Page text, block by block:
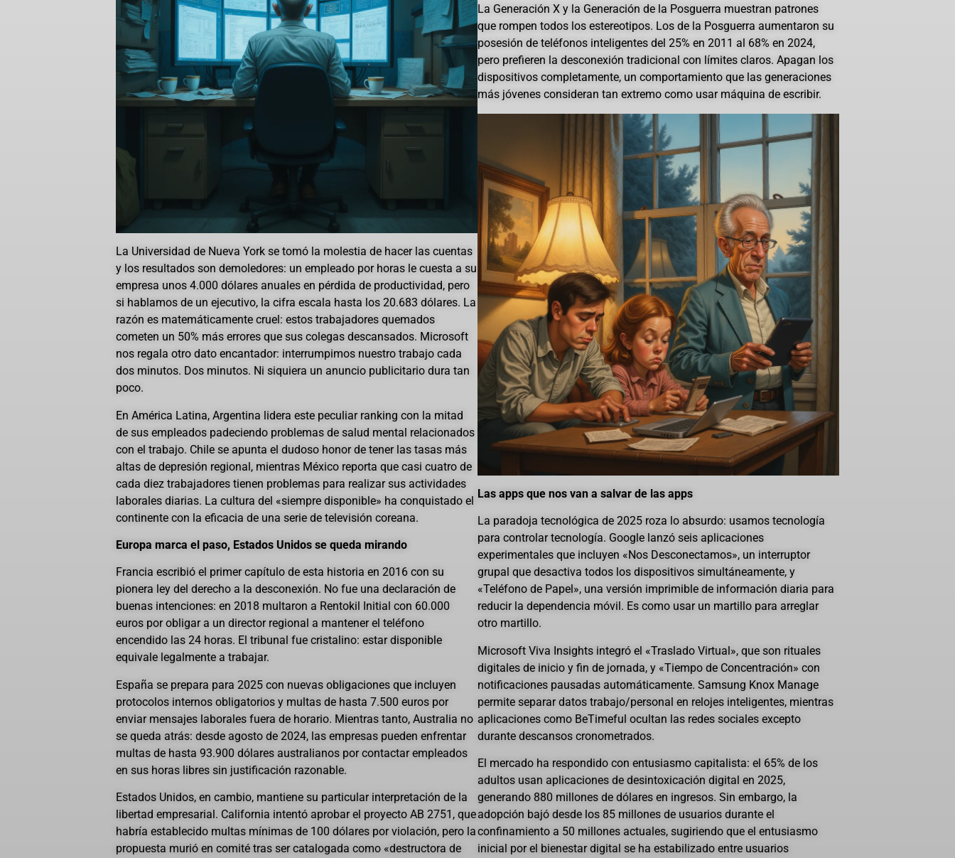
La Universidad de Nueva York se tomó la molestia de hacer las cuentas
y los resultados son demoledores: un empleado por horas le cuesta a su
empresa unos 4.000 dólares anuales en pérdida de productividad, pero
si hablamos de un ejecutivo, la cifra escala hasta los 20.683 dólares. La
razón es matemáticamente cruel: estos trabajadores quemados
cometen un 50% más errores que sus colegas descansados. Microsoft
nos regala otro dato encantador: interrumpimos nuestro trabajo cada
dos minutos. Dos minutos. Ni siquiera un anuncio publicitario dura tan
poco.
En América Latina, Argentina lidera este peculiar ranking con la mitad
de sus empleados padeciendo problemas de salud mental relacionados
con el trabajo. Chile se apunta el dudoso honor de tener las tasas más
altas de depresión regional, mientras México reporta que casi cuatro de
cada diez trabajadores tienen problemas para realizar sus actividades
laborales diarias. La cultura del «siempre disponible» ha conquistado el
continente con la eficacia de una serie de televisión coreana.
Europa marca el paso, Estados Unidos se queda mirando
Francia escribió el primer capítulo de esta historia en 2016 con su
pionera ley del derecho a la desconexión. No fue una declaración de
buenas intenciones: en 2018 multaron a Rentokil Initial con 60.000
euros por obligar a un director regional a mantener el teléfono
encendido las 24 horas. El tribunal fue cristalino: estar disponible
equivale legalmente a trabajar.
España se prepara para 2025 con nuevas obligaciones que incluyen
protocolos internos obligatorios y multas de hasta 7.500 euros por
enviar mensajes laborales fuera de horario. Mientras tanto, Australia no
se queda atrás: desde agosto de 2024, las empresas pueden enfrentar
multas de hasta 93.900 dólares australianos por contactar empleados
en sus horas libres sin justificación razonable.
Estados Unidos, en cambio, mantiene su particular interpretación de la
libertad empresarial. California intentó aprobar el proyecto AB 2751, que
habría establecido multas mínimas de 100 dólares por violación, pero la
propuesta murió en comité tras ser catalogada como «destructora de
La Generación X y la Generación de la Posguerra muestran patrones
que rompen todos los estereotipos. Los de la Posguerra aumentaron su
posesión de teléfonos inteligentes del 25% en 2011 al 68% en 2024,
pero prefieren la desconexión tradicional con límites claros. Apagan los
dispositivos completamente, un comportamiento que las generaciones
más jóvenes consideran tan extremo como usar máquina de escribir.
Las apps que nos van a salvar de las apps
La paradoja tecnológica de 2025 roza lo absurdo: usamos tecnología
para controlar tecnología. Google lanzó seis aplicaciones
experimentales que incluyen «Nos Desconectamos», un interruptor
grupal que desactiva todos los dispositivos simultáneamente, y
«Teléfono de Papel», una versión imprimible de información diaria para
reducir la dependencia móvil. Es como usar un martillo para arreglar
otro martillo.
Microsoft Viva Insights integró el «Traslado Virtual», que son rituales
digitales de inicio y fin de jornada, y «Tiempo de Concentración» con
notificaciones pausadas automáticamente. Samsung Knox Manage
permite separar datos trabajo/personal en relojes inteligentes, mientras
aplicaciones como BeTimeful ocultan las redes sociales excepto
durante descansos cronometrados.
El mercado ha respondido con entusiasmo capitalista: el 65% de los
adultos usan aplicaciones de desintoxicación digital en 2025,
generando 880 millones de dólares en ingresos. Sin embargo, la
adopción bajó desde los 85 millones de usuarios durante el
confinamiento a 50 millones actuales, sugiriendo que el entusiasmo
inicial por el bienestar digital se ha estabilizado entre usuarios